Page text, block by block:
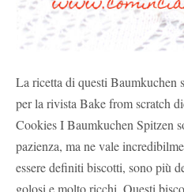
La ricetta di questi Baumkuchen
per la rivista Bake from scratch
Cookies I Baumkuchen Spitzen
pazienza, ma ne vale
essere definiti biscotti, sono più
golosi e molto ricchi. Questi